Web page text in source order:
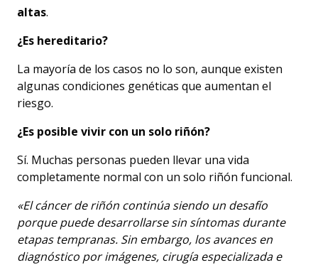
altas.
¿Es hereditario?
La mayoría de los casos no lo son, aunque existen
algunas condiciones genéticas que aumentan el
riesgo.
¿Es posible vivir con un solo riñón?
Sí. Muchas personas pueden llevar una vida
completamente normal con un solo riñón funcional.
«El cáncer de riñón continúa siendo un desafío
porque puede desarrollarse sin síntomas durante
etapas tempranas. Sin embargo, los avances en
diagnóstico por imágenes, cirugía especializada e